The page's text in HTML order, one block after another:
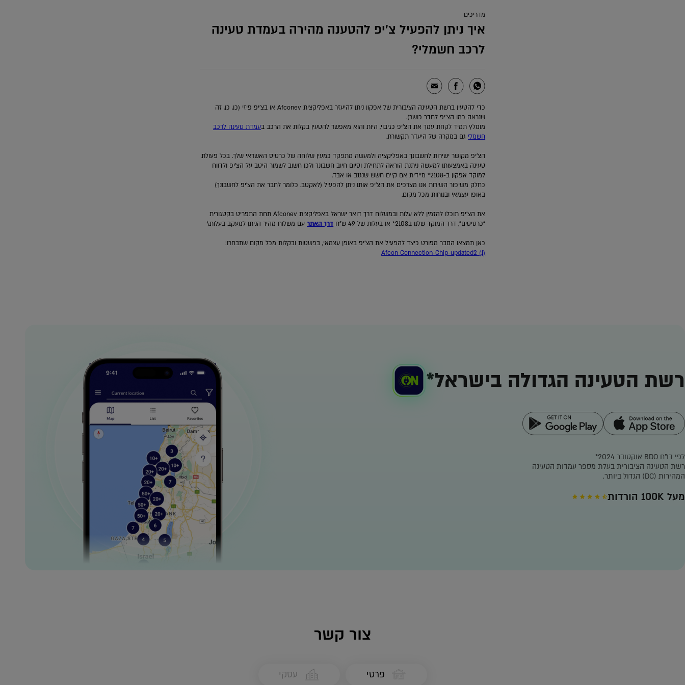
מדריכים
איך ניתן להפעיל צ’יפ להטענה מהירה בעמדת טעינה
לרכב חשמלי?
כדי להטעין ברשת הטעינה הציבורית של אפקון ניתן להיעזר באפליקצית Afconev או בצ’יפ פיזי (כן, כן, זה
שנראה כמו הצ’יפ לחדר כושר).
מומלץ תמיד לקחת עמך את הצ’יפ כגיבוי, היות והוא מאפשר להטעין בקלות את הרכב בעמדת טעינה לרכב
חשמלי גם במקרה של היעדר תקשורת.
הצ’יפ מקושר ישירות לחשבונך באפליקציה ולמעשה מתפקד כמעין שלוחה של כרטיס האשראי שלך. בכל פעולת
טעינה באמצעותו למעשה ניתנת הוראה לתחילת וסיום חיוב חשבונך ולכן חשוב לשמור היטב על הצ’יפ ולדווח
למוקד אפקון ב-2108* מיידית אם קיים חשש שנגנב או אבד.
כחלק משיפור השירות אנו מצרפים את הצ’יפ אותו ניתן להפעיל (לאקטב. כלומר לחבר את הצ’יפ לחשבונך)
באופן עצמאי ובנוחות מכל מקום.
את הצ’יפ תוכלו להזמין ללא עלות ובמשלוח דרך דואר ישראל באפליקצית Afconev תחת התפריט בקטגורית
“כרטיסים”, דרך המוקד שלנו ב2108* או בעלות של 49 ש”ח
דרך האתרעם משלוח מהיר הניתן למעקב בעלות.\
כאן תמצאו הסבר מפורט כיצד להפעיל את הצ’יפ באופן עצמאי, בפשטות ובקלות מכל מקום שתבחרו:
Afcon_Connection-Chip-updated2 (1)
רשת הטעינה הגדולה בישראל*
לפי דו"ח BDO אוקטובר 2024*
רשת הטעינה הציבורית בעלת מספר עמדות הטעינה
המהירות (DC) הגדול ביותר.
מעל 100K הורדות
צור קשר
פרטי עסקי